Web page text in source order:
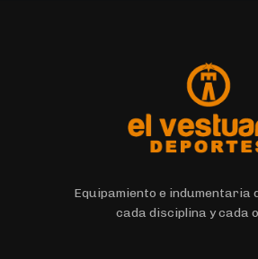
Equipamiento e indumentaria
cada disciplina y cada